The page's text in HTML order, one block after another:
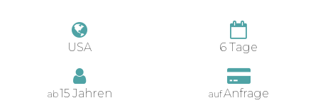
USA 6 Tage
ab15 Jahren aufAnfrage